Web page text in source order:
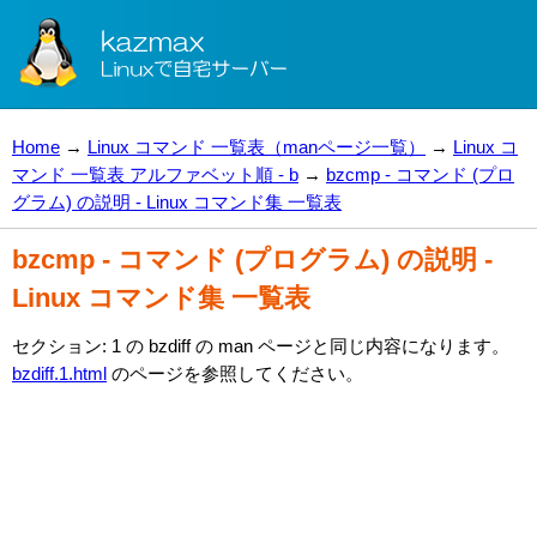
Home → Linux コマンド 一覧表（manページ一覧） → Linux コ
マンド 一覧表 アルファベット順 - b → bzcmp - コマンド (プロ
グラム) の説明 - Linux コマンド集 一覧表
bzcmp - コマンド (プログラム) の説明 -
Linux コマンド集 一覧表
セクション: 1 の bzdiff の man ページと同じ内容になります。
bzdiff.1.html のページを参照してください。